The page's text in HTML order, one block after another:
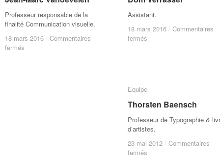
Professeur responsable de la
finalité Communication visuelle.
18 mars 2016 / Commentaires
fermés
18 mars 2016 / Commentaires
fermés
Assistant.
18 mars 2016 / Commentaires
fermés
18 mars 2016 / Commentaires
fermés
Equipe
Thorsten Baensch
Professeur de Typographie &
d’artistes.
23 mai 2012 / Commentaires
fermés
Equipe
Thorsten Baensch
23 mai 2012 / Commentaires
fermés